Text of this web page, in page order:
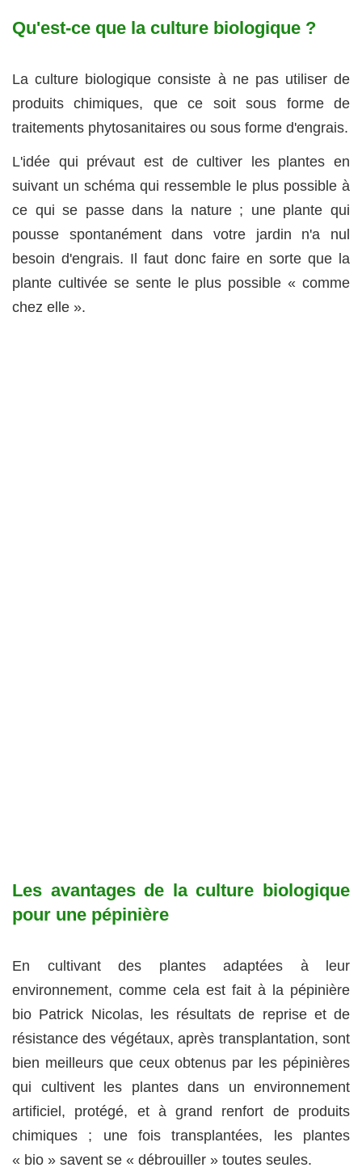
Qu'est-ce que la culture biologique ?
La culture biologique consiste à ne pas utiliser de
produits chimiques, que ce soit sous forme de
traitements phytosanitaires ou sous forme d'engrais.
L'idée qui prévaut est de cultiver les plantes en
suivant un schéma qui ressemble le plus possible à
ce qui se passe dans la nature ; une plante qui
pousse spontanément dans votre jardin n'a nul
besoin d'engrais. Il faut donc faire en sorte que la
plante cultivée se sente le plus possible « comme
chez elle ».
Les avantages de la culture biologique
pour une pépinière
En cultivant des plantes adaptées à leur
environnement, comme cela est fait à la pépinière
bio Patrick Nicolas, les résultats de reprise et de
résistance des végétaux, après transplantation, sont
bien meilleurs que ceux obtenus par les pépinières
qui cultivent les plantes dans un environnement
artificiel, protégé, et à grand renfort de produits
chimiques ; une fois transplantées, les plantes
« bio » savent se « débrouiller » toutes seules.